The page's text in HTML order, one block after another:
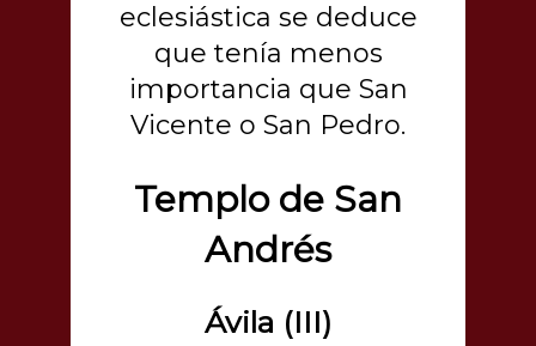
eclesiástica se deduce
que tenía menos
importancia que San
Vicente o San Pedro.
Templo de San
Andrés
Ávila (III)